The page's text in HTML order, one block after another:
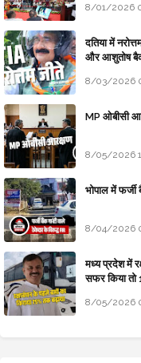
8/01/2026
दतिया में
और आशुतोष
8/03/2026
MP ओबीसी
8/05/2026
भोपाल में
8/04/2026
मध्य प्रदेश में
सफर किया तो
8/05/2026